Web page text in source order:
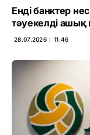
Енді банктер
тәуекелді ашық
28.07.2026 ∣ 11:46